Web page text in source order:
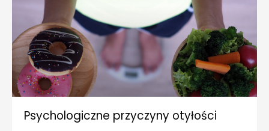
Psychologiczne przyczyny otyłości